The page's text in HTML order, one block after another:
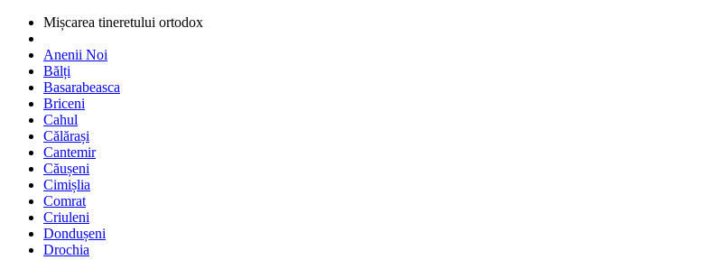
Mișcarea tineretului ortodox
Anenii Noi
Bălți
Basarabeasca
Briceni
Cahul
Călărași
Cantemir
Căușeni
Cimișlia
Comrat
Criuleni
Dondușeni
Drochia